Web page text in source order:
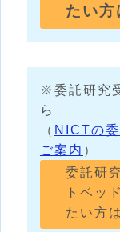
たい方
※委託研究
ら
（ NICTの
ご案内 ）
委託研
トベッ
たい方は